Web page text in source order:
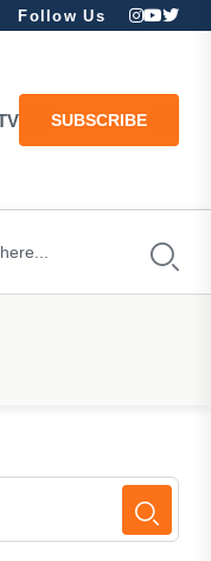
Follow Us
SUBSCRIBE